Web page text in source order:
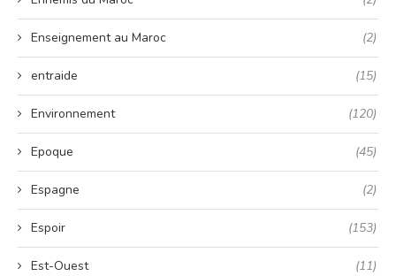
Enseignement au Maroc (2)
entraide (15)
Environnement (120)
Epoque (45)
Espagne (2)
Espoir (153)
Est-Ouest (11)